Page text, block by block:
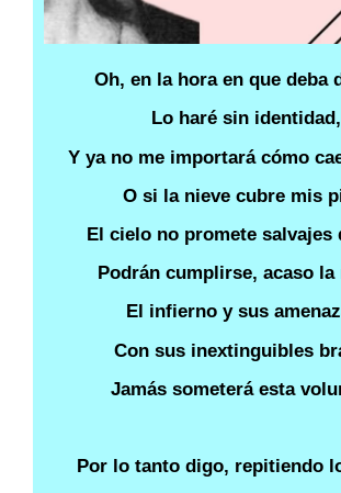
Oh, en la hora en que deba
Lo haré sin identidad,
Y ya no me importará cómo
O si la nieve cubre mis
El cielo no promete salvajes
Podrán cumplirse, acaso la
El infierno y sus
Con sus inextinguibles
Jamás someterá esta
Por lo tanto digo, repitiendo